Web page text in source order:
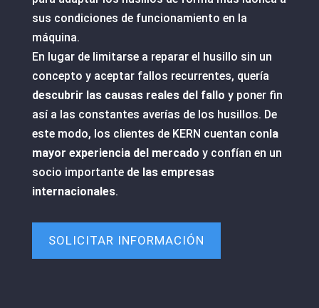
sus condiciones de funcionamiento en la
máquina.
En lugar de limitarse a reparar el husillo sin un
concepto y aceptar fallos recurrentes, quería
descubrir las causas reales del fallo y poner fin
así a las constantes averías de los husillos. De
este modo, los clientes de KERN cuentan con la
mayor experiencia del mercado y confían en un
socio importantede las empresas
internacionales.
SOLICITAR INFORMACIÓN